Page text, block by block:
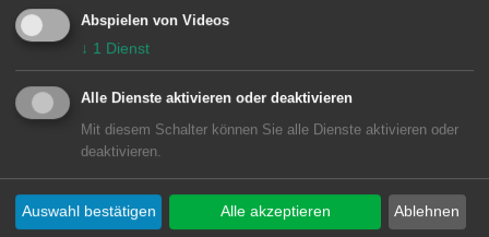
200.000 Euro im städtischen Haushalt
für den Austausch ineffizienter
Quecksilberdampfleuchten im
Stadtgebiet eingestellt. Ohne
aufwändige Tiefbaumaßnahmen und
unter Weiterverwendung der alten
Leuchtenmasten werden
Abspielen von Videos
↓ 1 Dienst
Alle Dienste aktivieren oder deaktivieren
Mit diesem Schalter können Sie alle Dienste aktivieren oder
deaktivieren.
Ablehnen
Auswahl bestätigen Alle akzeptieren